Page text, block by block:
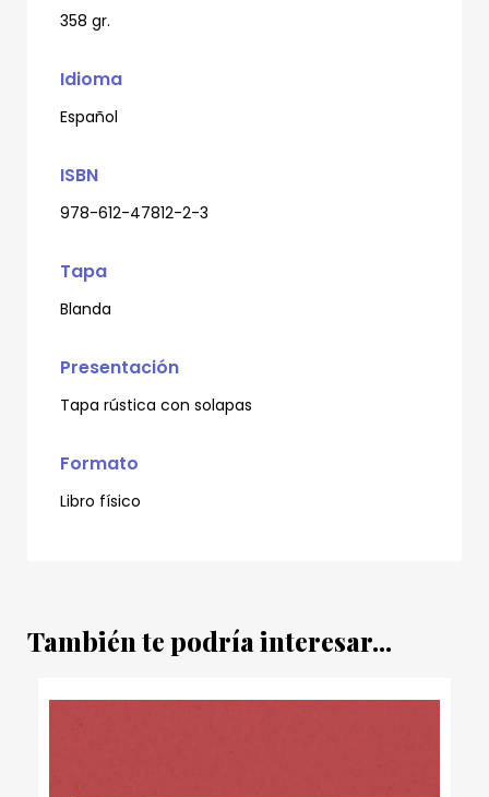
358 gr.
Idioma
Español
ISBN
978-612-47812-2-3
Tapa
Blanda
Presentación
Tapa rústica con solapas
Formato
Libro físico
También te podría interesar...